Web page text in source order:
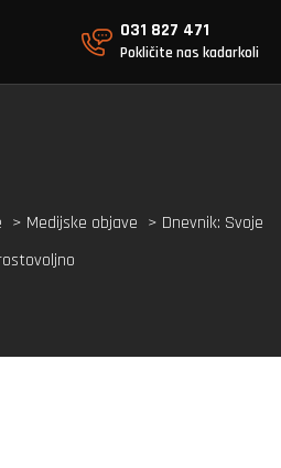
031 827 471
Pokličite nas kadarkoli
> Medijske objave > Dnevnik: Svoje